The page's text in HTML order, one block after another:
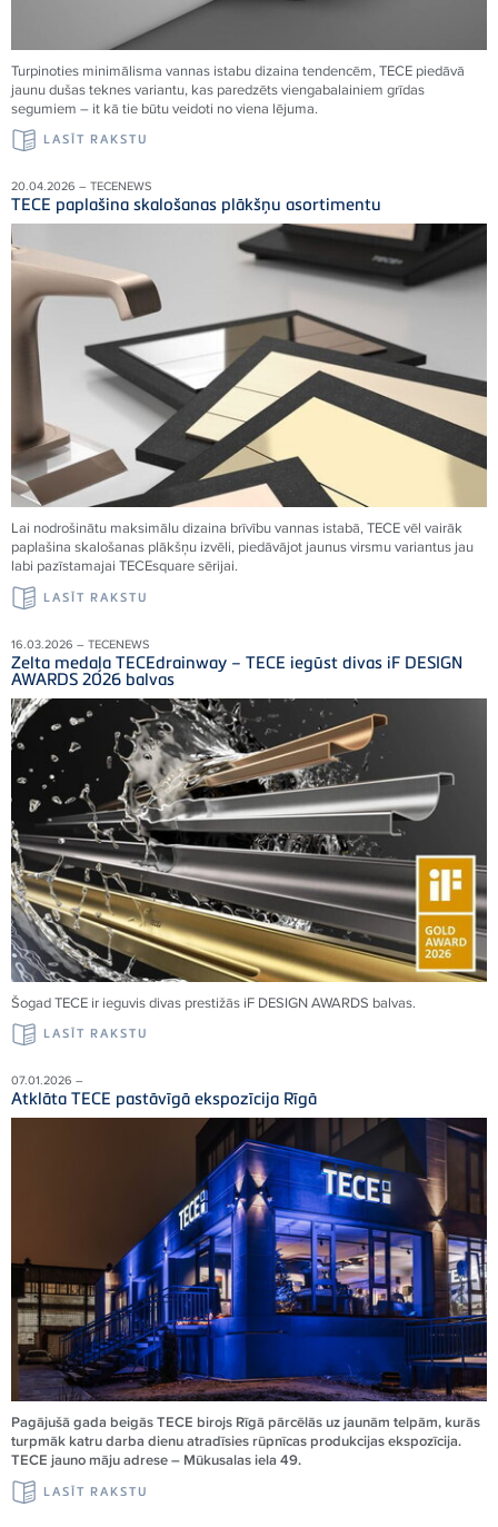
Turpinoties minimālisma vannas istabu dizaina tendencēm, TECE piedāvā
jaunu dušas teknes variantu, kas paredzēts viengabalainiem grīdas
segumiem – it kā tie būtu veidoti no viena lējuma.
LASĪT RAKSTU
20.04.2026 – TECENEWS
TECE paplašina skalošanas plākšņu asortimentu
Lai nodrošinātu maksimālu dizaina brīvību vannas istabā, TECE vēl vairāk
paplašina skalošanas plākšņu izvēli, piedāvājot jaunus virsmu variantus jau
labi pazīstamajai TECEsquare sērijai.
LASĪT RAKSTU
16.03.2026 – TECENEWS
Zelta medaļa TECEdrainway – TECE iegūst divas iF DESIGN
AWARDS 2026 balvas
Šogad TECE ir ieguvis divas prestižās iF DESIGN AWARDS balvas.
LASĪT RAKSTU
07.01.2026 –
Atklāta TECE pastāvīgā ekspozīcija Rīgā
Pagājušā gada beigās TECE birojs Rīgā pārcēlās uz jaunām telpām, kurās
turpmāk katru darba dienu atradīsies rūpnīcas produkcijas ekspozīcija.
TECE jauno māju adrese – Mūkusalas iela 49.
LASĪT RAKSTU